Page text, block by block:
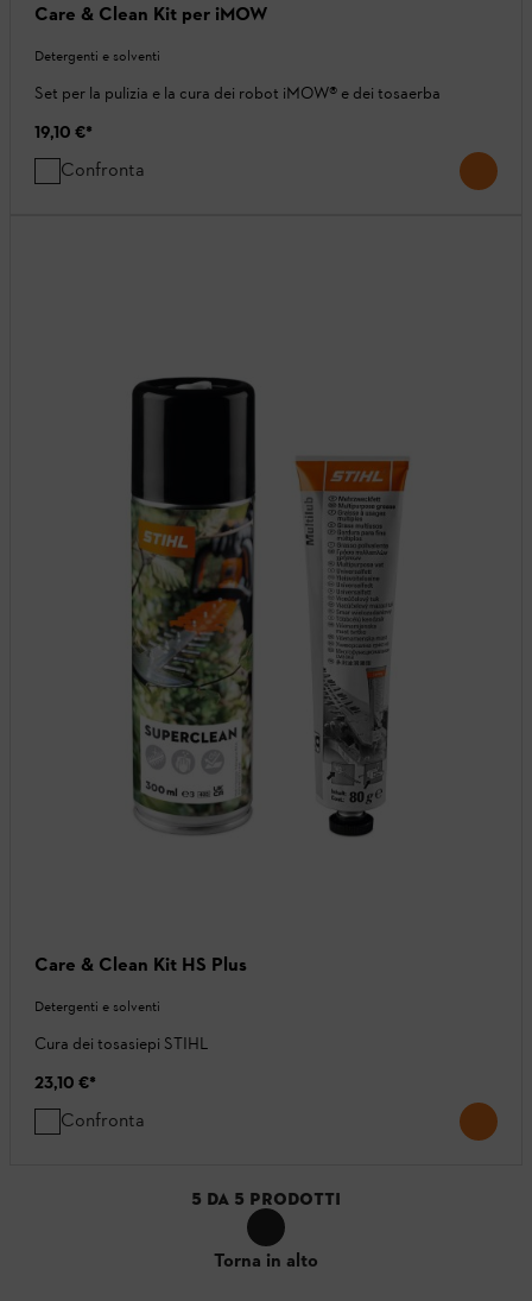
Care & Clean Kit per iMOW
Detergenti e solventi
Set per la pulizia e la cura dei robot iMOW® e dei tosaerba
19,10 €*
Confronta
Care & Clean Kit HS Plus
Detergenti e solventi
Cura dei tosasiepi STIHL
23,10 €*
Confronta
5 DA 5 PRODOTTI
Torna in alto